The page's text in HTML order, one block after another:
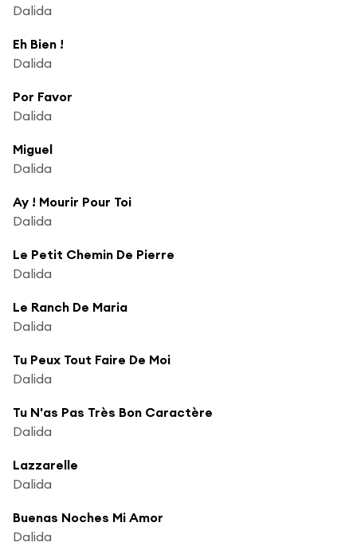
Dalida
Eh Bien !
Dalida
Por Favor
Dalida
Miguel
Dalida
Ay ! Mourir Pour Toi
Dalida
Le Petit Chemin De Pierre
Dalida
Le Ranch De Maria
Dalida
Tu Peux Tout Faire De Moi
Dalida
Tu N'as Pas Très Bon Caractère
Dalida
Lazzarelle
Dalida
Buenas Noches Mi Amor
Dalida